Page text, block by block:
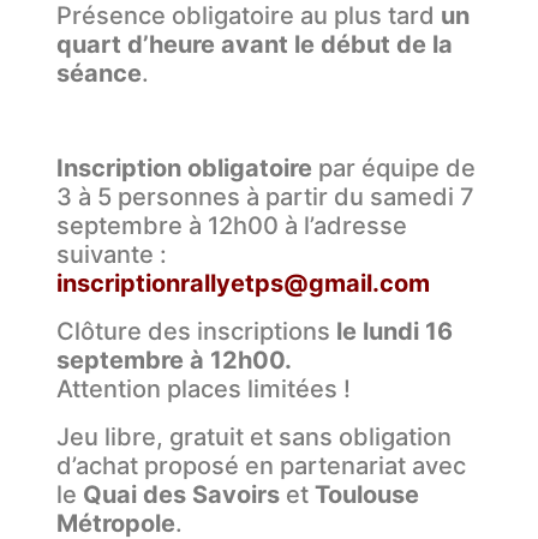
Présence obligatoire au plus tard un
quart d’heure avant le début de la
séance.
Inscription obligatoire par équipe de
3 à 5 personnes à partir du samedi 7
septembre à 12h00 à l’adresse
suivante :
inscriptionrallyetps@gmail.com
Clôture des inscriptions le lundi 16
septembre à 12h00.
Attention places limitées !
Jeu libre, gratuit et sans obligation
d’achat proposé en partenariat avec
le Quai des Savoirs et Toulouse
Métropole.